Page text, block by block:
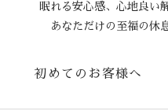
眠れる安心感、心地良い
あなただけの至福の休
初めてのお客様へ